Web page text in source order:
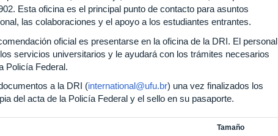
Esta oficina es el principal punto de contacto para asuntos
las colaboraciones y el apoyo a los estudiantes entrantes.
oficial es presentarse en la oficina de la DRI. El personal
servicios universitarios y le ayudará con los trámites necesarios
Policía Federal.
a la DRI (international@ufu.br) una vez finalizados los
del acta de la Policía Federal y el sello en su pasaporte.
Tamaño